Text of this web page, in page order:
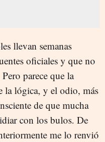
llevan semanas
oficiales y que no
parece que la
la lógica, y el odio, más
de que mucha
con los bulos. De
me lo renvió